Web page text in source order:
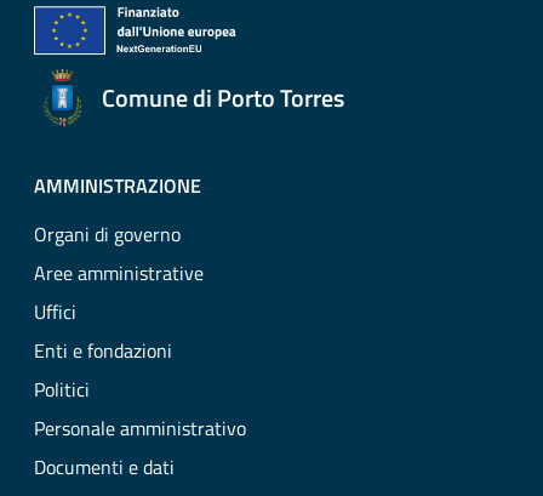
Comune di Porto Torres
AMMINISTRAZIONE
Organi di governo
Aree amministrative
Uffici
Enti e fondazioni
Politici
Personale amministrativo
Documenti e dati